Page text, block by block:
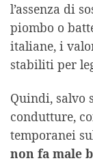
l’assenza di
piombo o
italiane, i
stabiliti per
Quindi, salvo
condutture,
temporanei
non fa male